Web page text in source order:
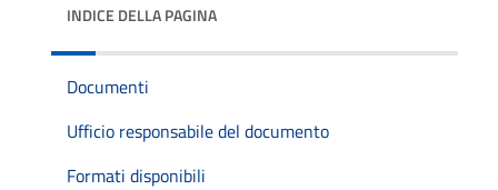
INDICE DELLA PAGINA
Documenti
Ufficio responsabile del documento
Formati disponibili